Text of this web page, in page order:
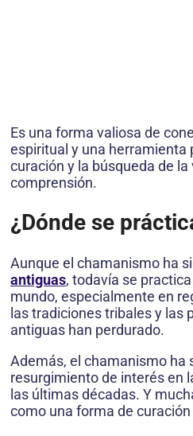
Es una forma valiosa de
espiritual y una herramienta
curación y la búsqueda de la
comprensión.
¿Dónde se
Aunque el chamanismo ha
antiguas, todavía se
mundo, especialmente en
las tradiciones tribales y las
antiguas han perdurado.
Además, el chamanismo ha
resurgimiento de interés en
las últimas décadas. Y
como una forma de